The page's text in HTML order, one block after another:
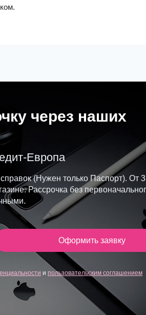
через наших
Европа
(Нужен только Паспорт). От
Рассрочка без
Оформить заявку
и пользовательским соглашением